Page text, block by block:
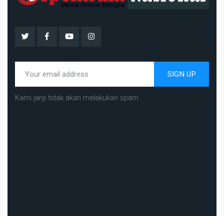
SIGN UP
Kami janji tidak akan melakukan spam